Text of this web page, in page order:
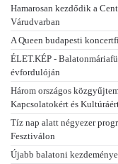
Hamarosan kezdődik a
Várudvarban
A Queen budapesti
ÉLET.KÉP -
évfordulóján
Három országos
Kapcsolatokért és
Tíz nap alatt négyezer
Fesztiválon
Újabb balatoni